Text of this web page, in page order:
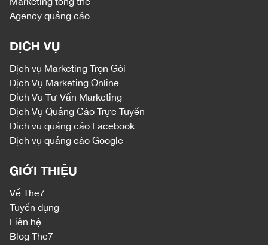
Agency quảng cáo
DỊCH VỤ
Dịch vụ Marketing Trọn Gói
Dịch Vụ Marketing Online
Dịch Vụ Tư Vấn Marketing
Dịch Vụ Quảng Cáo Trực Tuyến
Dịch vụ quảng cáo Facebook
Dịch vụ quảng cáo Google
GIỚI THIỆU
Về The7
Tuyển dụng
Liên hệ
Blog The7